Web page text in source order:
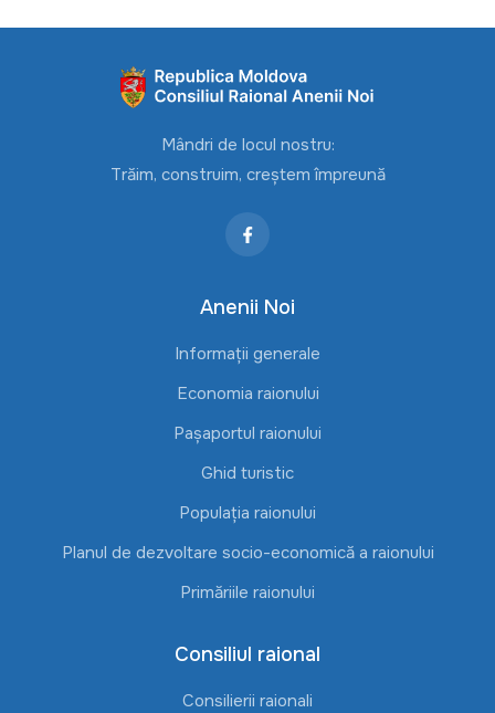
Mândri de locul nostru:
Trăim, construim, creștem împreună
Anenii Noi
Informații generale
Economia raionului
Pașaportul raionului
Ghid turistic
Populația raionului
Planul de dezvoltare socio-economică a raionului
Primăriile raionului
Consiliul raional
Consilierii raionali